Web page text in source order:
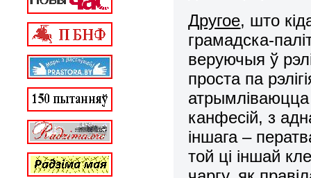
Другое, што
грамадска-
веруючыя ў
проста па
атрымліваюцца
канфесій, з
іншага –
той ці іншай